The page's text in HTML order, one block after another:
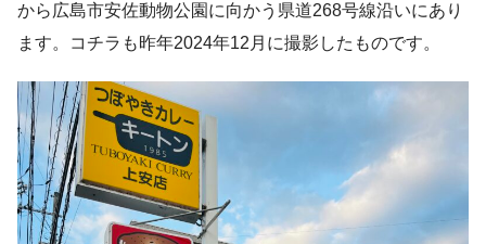
から広島市安佐動物公園に向かう県道268号線沿いにあり
ます。コチラも昨年2024年12月に撮影したものです。